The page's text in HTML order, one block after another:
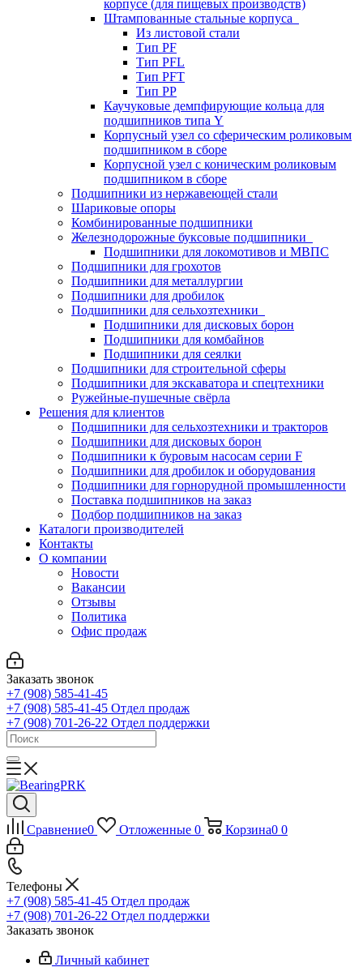
корпусе (для пищевых производств)
Штампованные стальные корпуса
Из листовой стали
Тип PF
Тип PFL
Тип PFT
Тип PP
Каучуковые демпфирующие кольца для
подшипников типа Y
Корпусный узел со сферическим роликовым
подшипником в сборе
Корпусной узел с коническим роликовым
подшипником в сборе
Подшипники из нержавеющей стали
Шариковые опоры
Комбинированные подшипники
Железнодорожные буксовые подшипники
Подшипники для локомотивов и МВПС
Подшипники для грохотов
Подшипники для металлургии
Подшипники для дробилок
Подшипники для сельхозтехники
Подшипники для дисковых борон
Подшипники для комбайнов
Подшипники для сеялки
Подшипники для строительной сферы
Подшипники для экскаватора и спецтехники
Ружейные-пушечные свёрла
Решения для клиентов
Подшипники для сельхозтехники и тракторов
Подшипники для дисковых борон
Подшипники к буровым насосам серии F
Подшипники для дробилок и оборудования
Подшипники для горнорудной промышленности
Поставка подшипников на заказ
Подбор подшипников на заказ
Каталоги производителей
Контакты
О компании
Новости
Вакансии
Отзывы
Политика
Офис продаж
Заказать звонок
+7 (908) 585-41-45
+7 (908) 585-41-45 Отдел продаж
+7 (908) 701-26-22 Отдел поддержки
Сравнение0 Отложенные 0 Корзина0 0
Телефоны
+7 (908) 585-41-45 Отдел продаж
+7 (908) 701-26-22 Отдел поддержки
Заказать звонок
Личный кабинет